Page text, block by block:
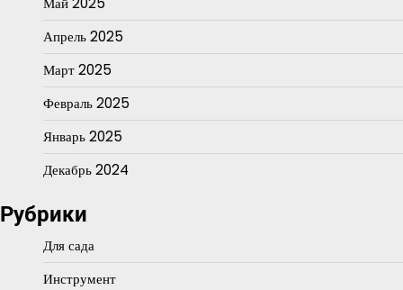
Апрель 2025
Март 2025
Февраль 2025
Январь 2025
Декабрь 2024
Рубрики
Для сада
Инструмент